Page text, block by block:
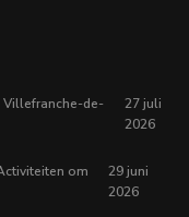
Villefranche-de-
27 juli
2026
om
29 juni
2026